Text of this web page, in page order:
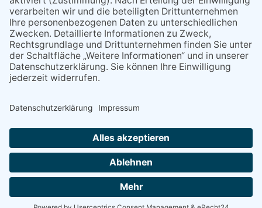
04.02.2026
Gelbe Tonne – Ein kleiner Blick
über den Tellerand
04.02.2026
Plastikersparnis durch Nutzung
NACH OBEN
Alle Rechte vorbehalten - Eppsteiner Zeitung Druck- und Verlags-
GmbH